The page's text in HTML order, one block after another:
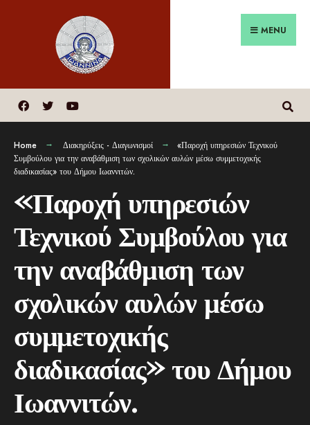
MENU
Home Διακηρύξεις - Διαγωνισμοί
«Παροχή υπηρεσιών Τεχνικού
Συμβούλου για την αναβάθμιση των σχολικών αυλών μέσω συμμετοχικής
διαδικασίας» του Δήμου Ιωαννιτών.
«Παροχή υπηρεσιών
Τεχνικού Συμβούλου για
την αναβάθμιση των
σχολικών αυλών μέσω
συμμετοχικής
διαδικασίας» του Δήμου
Ιωαννιτών.